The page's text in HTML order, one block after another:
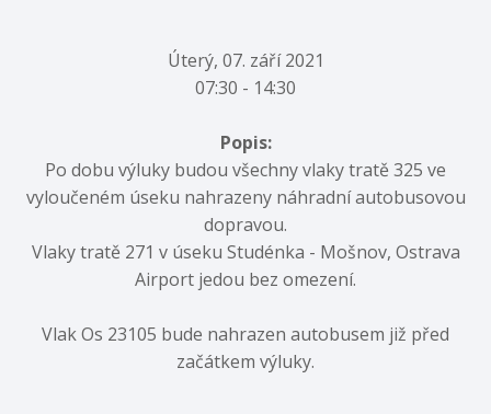
Úterý, 07. září 2021
07:30 - 14:30
Popis:
Po dobu výluky budou všechny vlaky tratě 325 ve
vyloučeném úseku nahrazeny náhradní autobusovou
dopravou.
Vlaky tratě 271 v úseku Studénka - Mošnov, Ostrava
Airport jedou bez omezení.
Vlak Os 23105 bude nahrazen autobusem již před
začátkem výluky.